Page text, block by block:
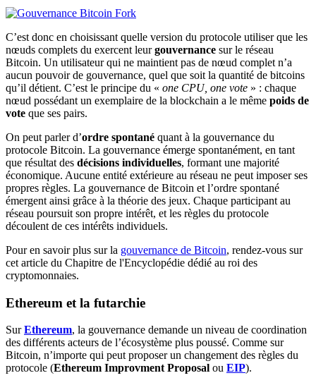
C’est donc en choisissant quelle version du protocole utiliser que les
nœuds complets du exercent leurgouvernance sur le réseau
Bitcoin. Un utilisateur qui ne maintient pas de nœud complet n’a
aucun pouvoir de gouvernance, quel que soit la quantité de bitcoins
qu’il détient. C’est le principe du « one CPU, one vote » : chaque
nœud possédant un exemplaire de la blockchain a le même poids de
vote que ses pairs.
On peut parler d’ordre spontané quant à la gouvernance du
protocole Bitcoin. La gouvernance émerge spontanément, en tant
que résultat des décisions individuelles, formant une majorité
économique. Aucune entité extérieure au réseau ne peut imposer ses
propres règles. La gouvernance de Bitcoin et l’ordre spontané
émergent ainsi grâce à la théorie des jeux. Chaque participant au
réseau poursuit son propre intérêt, et les règles du protocole
découlent de ces intérêts individuels.
Pour en savoir plus sur la gouvernance de Bitcoin, rendez-vous sur
cet article du Chapitre de l'Encyclopédie dédié au roi des
cryptomonnaies.
Ethereum et la futarchie
SurEthereum, la gouvernance demande un niveau de coordination
des différents acteurs de l’écosystème plus poussé. Comme sur
Bitcoin, n’importe qui peut proposer un changement des règles du
protocole (Ethereum Improvment Proposal ou EIP).